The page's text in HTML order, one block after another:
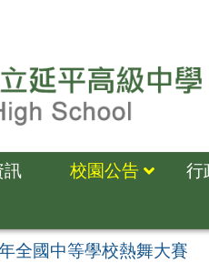
訊 校園公告 行
全國中等學校熱舞大賽